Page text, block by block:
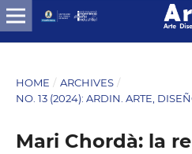
HOME / ARCHIVES /
NO. 13 (2024): ARDIN. ARTE,
Mari Chordà: la